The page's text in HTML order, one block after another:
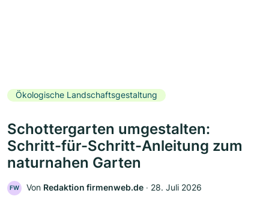
Ökologische Landschaftsgestaltung
Schottergarten umgestalten:
Schritt-für-Schritt-Anleitung zum
naturnahen Garten
FW Von Redaktion firmenweb.de ‧ 28. Juli 2026